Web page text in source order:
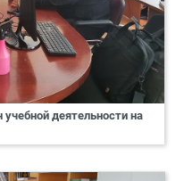
учебной деятельности на